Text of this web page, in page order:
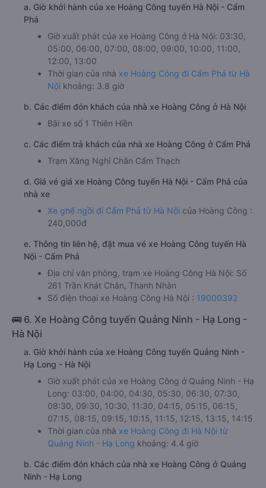
a. Giờ khởi hành của xe Hoàng Công tuyến Hà Nội - Cẩm
Phả
Giờ xuất phát của xe Hoàng Công ở Hà Nội: 03:30,
05:00, 06:00, 07:00, 08:00, 09:00, 10:00, 11:00,
12:00, 13:00
Thời gian của nhà xe Hoàng Công đi Cẩm Phả từ Hà
Nội khoảng: 3.8 giờ
b. Các điểm đón khách của nhà xe Hoàng Công ở Hà Nội
Bãi xe số 1 Thiên Hiền
c. Các điểm trả khách của nhà xe Hoàng Công ở Cẩm Phả
Trạm Xăng Nghỉ Chân Cẩm Thạch
d. Giá vé giá xe Hoàng Công tuyến Hà Nội - Cẩm Phả của
nhà xe
Xe ghế ngồi đi Cẩm Phả từ Hà Nội của Hoàng Công :
240,000đ
e. Thông tin liên hệ, đặt mua vé xe Hoàng Công tuyến Hà
Nội - Cẩm Phả
Địa chỉ văn phòng, trạm xe Hoàng Công Hà Nội: Số
261 Trần Khát Chân, Thanh Nhàn
Số điện thoại xe Hoàng Công Hà Nội : 19000392
🚌 6. Xe Hoàng Công tuyến Quảng Ninh - Hạ Long -
Hà Nội
a. Giờ khởi hành của xe Hoàng Công tuyến Quảng Ninh -
Hạ Long - Hà Nội
Giờ xuất phát của xe Hoàng Công ở Quảng Ninh - Hạ
Long: 03:00, 04:00, 04:30, 05:30, 06:30, 07:30,
08:30, 09:30, 10:30, 11:30, 04:15, 05:15, 06:15,
07:15, 08:15, 09:15, 10:15, 11:15, 12:15, 13:15, 14:15
Thời gian của nhà xe Hoàng Công đi Hà Nội từ
Quảng Ninh - Hạ Long khoảng: 4.4 giờ
b. Các điểm đón khách của nhà xe Hoàng Công ở Quảng
Ninh - Hạ Long